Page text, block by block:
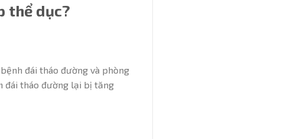
thể dục?
đái tháo đường và phòng
đái tháo đường lại bị tăng